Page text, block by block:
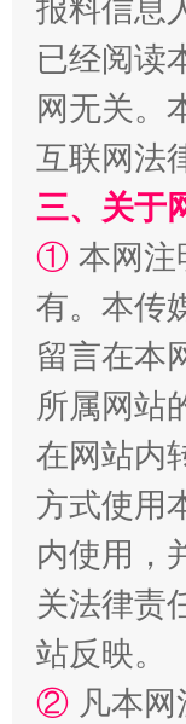
解纷+调解
站台名
漫山遍野的桃花
报料信息
已经阅读
网无关。
互联网法
三、关于
① 本网注
有。本传
留言在本
所属网站
在网站内
方式使用
内使用，
关法律责
站反映。
② 凡本